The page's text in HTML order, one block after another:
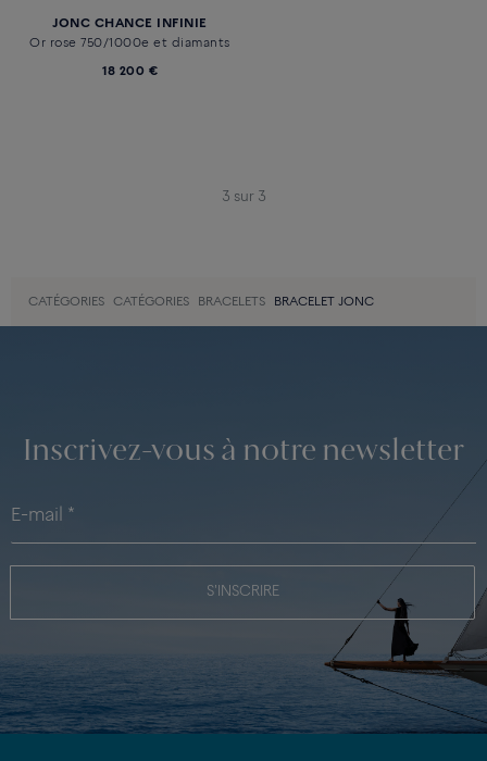
JONC CHANCE INFINIE
Or rose 750/1000e et diamants
18 200 €
3 sur 3
CATÉGORIES CATÉGORIES BRACELETS BRACELET JONC
Inscrivez-vous à notre newsletter
S'INSCRIRE